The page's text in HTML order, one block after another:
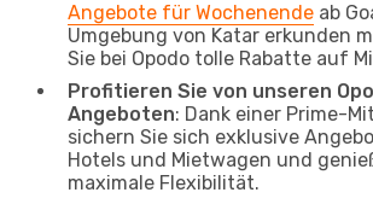
Angebote für Wochenende ab
Umgebung von Katar erkunden
Sie bei Opodo tolle Rabatte auf
Profitieren Sie von unseren
Angeboten: Dank einer Prime-
sichern Sie sich exklusive
Hotels und Mietwagen und
maximale Flexibilität.